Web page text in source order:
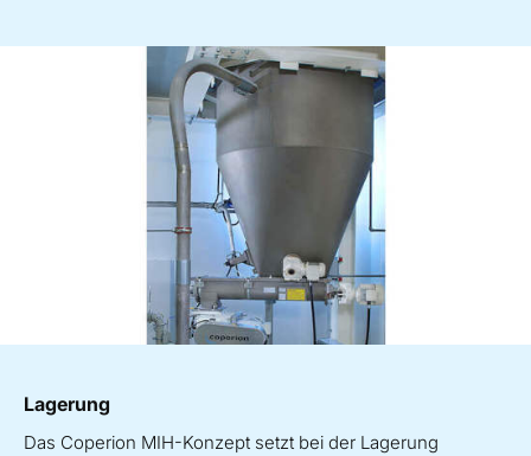
Lagerung
Das Coperion MIH-Konzept setzt bei der Lagerung